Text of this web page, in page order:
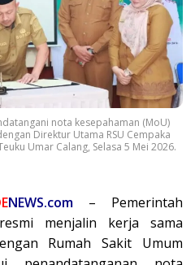
nota kesepahaman (MoU)
Direktur Utama RSU Cempaka
Umar Calang, Selasa 5 Mei 2026.
NEWS.com– Pemerintah
menjalin kerja sama
Rumah Sakit Umum